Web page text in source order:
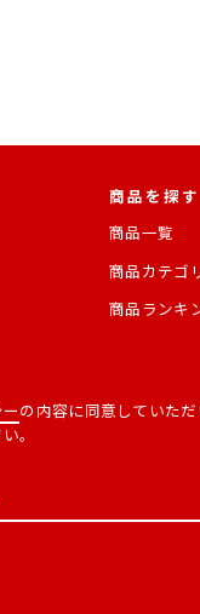
商品を探す
商品一覧
商品カテゴ
商品ランキ
の内容に同意していた
。